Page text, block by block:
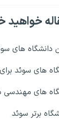
خواهید
دانشگاه های
های سوئد
های مهندسی